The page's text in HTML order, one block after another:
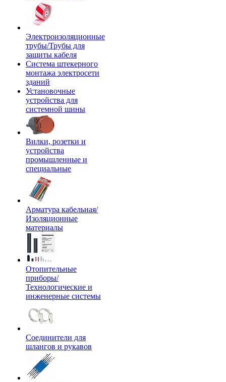
Электроизоляционные
трубы/Трубы для
защиты кабеля
Система штекерного
монтажа электросети
зданий
Установочные
устройства для
системной шины
Вилки, розетки и
устройства
промышленные и
специальные
Арматура кабельная/
Изоляционные
материалы
Отопительные
приборы/
Технологические и
инженерные системы
Соединители для
шлангов и рукавов